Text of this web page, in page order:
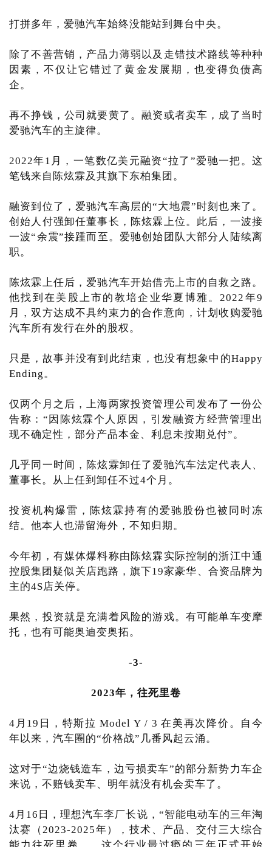
打拼多年，爱驰汽车始终没能站到舞台中央。
除了不善营销，产品力薄弱以及走错技术路线等种种
因素，不仅让它错过了黄金发展期，也变得负债高
企。
再不挣钱，公司就要黄了。融资或者卖车，成了当时
爱驰汽车的主旋律。
2022年1月，一笔数亿美元融资“拉了”爱驰一把。这
笔钱来自陈炫霖及其旗下东柏集团。
融资到位了，爱驰汽车高层的“大地震”时刻也来了。
创始人付强卸任董事长，陈炫霖上位。此后，一波接
一波“余震”接踵而至。爱驰创始团队大部分人陆续离
职。
陈炫霖上任后，爱驰汽车开始借壳上市的自救之路。
他找到在美股上市的教培企业华夏博雅。2022年9
月，双方达成不具约束力的合作意向，计划收购爱驰
汽车所有发行在外的股权。
只是，故事并没有到此结束，也没有想象中的Happy
Ending。
仅两个月之后，上海两家投资管理公司发布了一份公
告称：“因陈炫霖个人原因，引发融资方经营管理出
现不确定性，部分产品本金、利息未按期兑付”。
几乎同一时间，陈炫霖卸任了爱驰汽车法定代表人、
董事长。从上任到卸任不过4个月。
投资机构爆雷，陈炫霖持有的爱驰股份也被同时冻
结。他本人也滞留海外，不知归期。
今年初，有媒体爆料称由陈炫霖实际控制的浙江中通
控股集团疑似关店跑路，旗下19家豪华、合资品牌为
主的4S店关停。
果然，投资就是充满着风险的游戏。有可能单车变摩
托，也有可能奥迪变奥拓。
-3-
2023年，往死里卷
4月19日，特斯拉 Model Y / 3 在美再次降价。自今
年以来，汽车圈的“价格战”几番风起云涌。
这对于“边烧钱造车，边亏损卖车”的部分新势力车企
来说，不赔钱卖车、明年就没有机会卖车了。
4月16日，理想汽车李厂长说，“智能电动车的三年淘
汰赛（2023-2025年），技术、产品、交付三大综合